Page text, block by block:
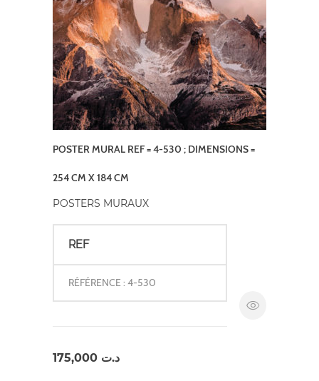
POSTER MURAL REF = 4-530 ; DIMENSIONS =
254 CM X 184 CM
POSTERS MURAUX
REF
RÉFÉRENCE : 4-530
د.ت